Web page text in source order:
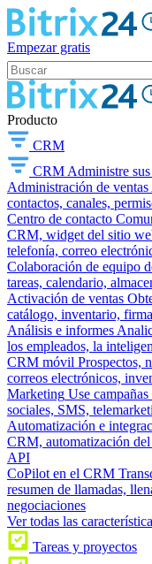
Empezar gratis
Producto
CRM
CRM Administre
Administración de ventas
contactos, canales,
Centro de contacto
CRM, widget del sitio
telefonía, correo
Colaboración de equipo
tareas, calendario,
Activación de ventas
catálogo, inventario,
Análisis e informes
los empleados, la
CRM móvil Prospectos,
correos electrónicos,
Marketing Use
sociales, SMS,
Automatización e
CRM, automatización
API
CoPilot en el CRM
resumen de llamadas,
negociaciones
Ver todas las
Tareas y proyectos